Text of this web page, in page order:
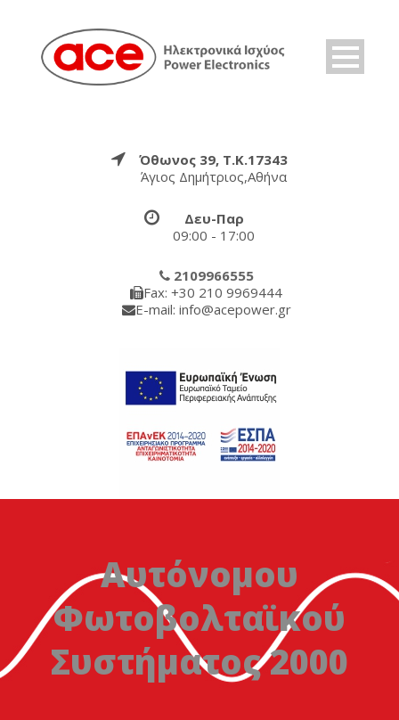
Όθωνος 39, Τ.Κ.17343
Άγιος Δημήτριος,Αθήνα
Δευ-Παρ
09:00 - 17:00
2109966555
Fax: +30 210 9969444
E-mail: info@acepower.gr
Αυτόνομου
Φωτοβολταϊκού
Συστήματος 2000